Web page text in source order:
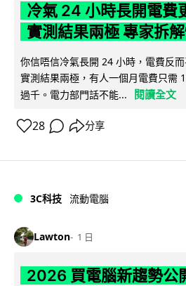
冷氣 24 小時長開電費
實測結果兩極 專家拆
你信唔信冷氣長開 24 小時，電費反
實測結果兩極，有人一個月電費只需
過千。電力部門話不能...
閱讀全文
28 分享
3C科技 流動電腦
Lawton 1 日
2026 買電腦新趨勢公